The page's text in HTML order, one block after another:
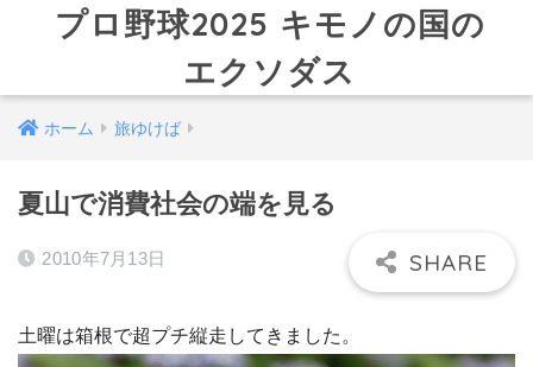
プロ野球2025 キモノの国の
エクソダス
ホーム 旅ゆけば
夏山で消費社会の端を見る
2010年7月13日
土曜は箱根で超プチ縦走してきました。